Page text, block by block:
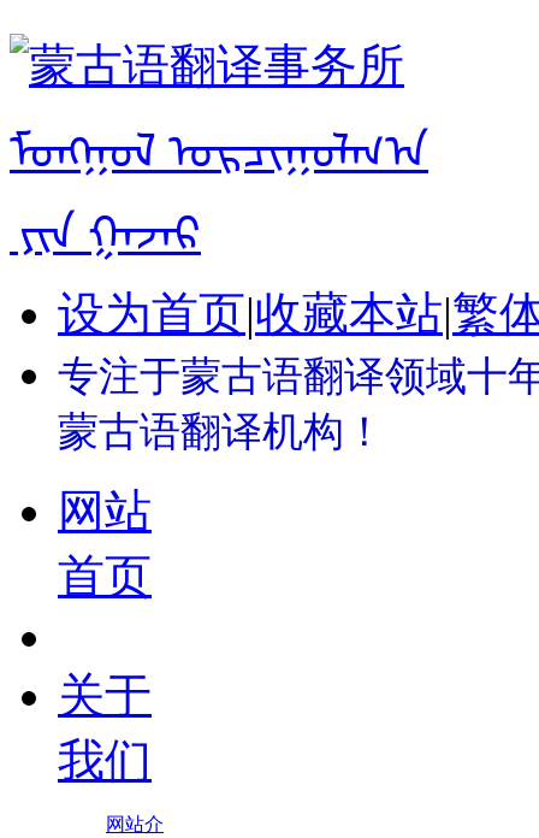
设为首页|收藏本站|繁
专注于蒙古语翻译领域十
蒙古语翻译机构！
网站
首页
关于
我们
网站介